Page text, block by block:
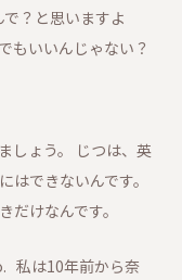
？と思いますよ
もいいんじゃない？
しょう。 じつは、英
できないんです。
けなんです。
私は10年前から奈